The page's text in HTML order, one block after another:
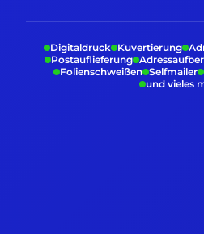
Digitaldruck Kuvertierung
Postauflieferung
Folienschweißen Selfmailer
und vieles